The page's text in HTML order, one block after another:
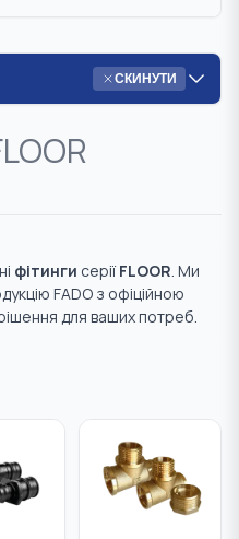
СКИНУТИ
фітинги серії FLOOR. Ми
FADO з офіційною
для ваших потреб.